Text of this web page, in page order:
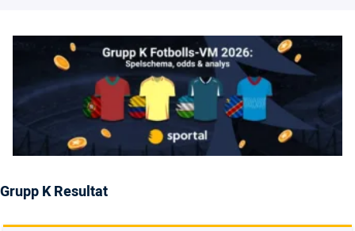
Grupp K Resultat